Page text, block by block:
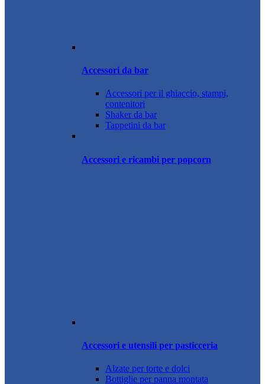
Accessori da bar
Accessori per il ghiaccio, stampi,
contenitori
Shaker da bar
Tappetini da bar
Accessori e ricambi per popcorn
Accessori e utensili per pasticceria
Alzate per torte e dolci
Bottiglie per panna montata